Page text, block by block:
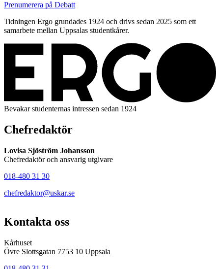
Prenumerera på Debatt
Tidningen Ergo grundades 1924 och drivs sedan 2025 som ett
samarbete mellan Uppsalas studentkårer.
Bevakar studenternas intressen sedan 1924
Chefredaktör
Lovisa Sjöström Johansson
Chefredaktör och ansvarig utgivare
018-480 31 30
chefredaktor@uskar.se
Kontakta oss
Kårhuset
Övre Slottsgatan 7753 10 Uppsala